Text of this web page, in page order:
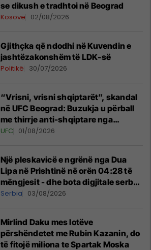
se dikush e tradhtoi në Beograd
Kosovë 02/08/2026
Gjithçka që ndodhi në Kuvendin e
jashtëzakonshëm të LDK-së
Politikë 30/07/2026
“Vrisni, vrisni shqiptarët”, skandal
në UFC Beograd: Buzukja u përball
me thirrje anti-shqiptare nga
tribunat
UFC 01/08/2026
Një pleskavicë e ngrënë nga Dua
Lipa në Prishtinë në orën 04:28 të
mëngjesit - dhe bota digjitale serbe
shpall gjendjen e luftës
Serbia 03/08/2026
Mirlind Daku mes lotëve
përshëndetet me Rubin Kazanin, do
të fitojë miliona te Spartak Moska